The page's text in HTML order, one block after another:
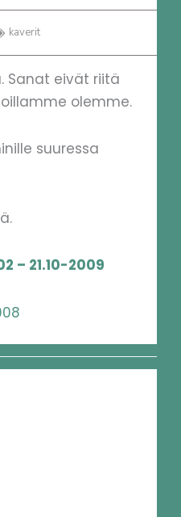
kaverit
Sanat eivät riitä
olemme.
suuressa
– 21.10-2009